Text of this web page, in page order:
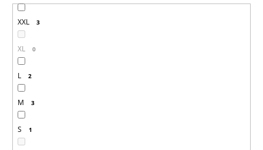
XXL 3
XL 0
L 2
M 3
S 1